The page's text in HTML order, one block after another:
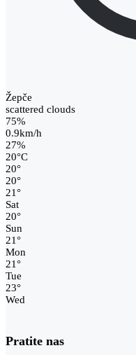
Žepče
scattered clouds
75%
0.9km/h
27%
20°C
20°
20°
21°
Sat
20°
Sun
21°
Mon
21°
Tue
23°
Wed
Pratite nas